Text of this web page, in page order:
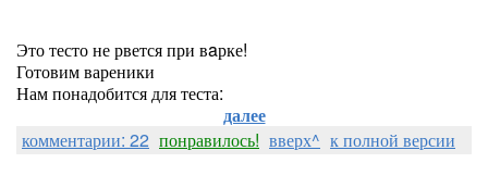
Это тесто не рвется при вaрке!
Готовим вареники
Нам понадобится для теста:
далее
комментарии: 22 понравилось! вверх^ к полной версии